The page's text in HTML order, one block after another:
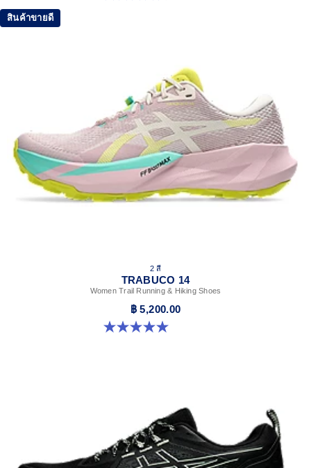
สินค้าขายดี
2 สี
TRABUCO 14
Women Trail Running & Hiking Shoes
฿ 5,200.00
5.0 จาก 5 ดาว 43 รีวิว